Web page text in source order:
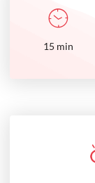
15 min